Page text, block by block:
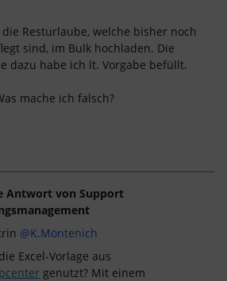
Resturlaube, welche bisher noch
sind, im Bulk hochladen. Die
dazu habe ich lt. Vorgabe befüllt.
mache ich falsch?
Antwort von Support
@K.Möntenich
Excel-Vorlage aus
genutzt? Mit einem